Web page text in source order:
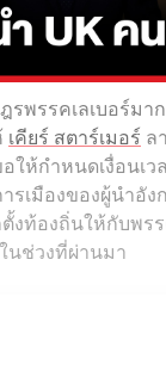
พรรคเลเบอร์มา
เคียร์ สตาร์เมอร์ ล
ห้กำหนดเงื่อนเว
รเมืองของผู้นำอั
งท้องถิ่นให้กับพร
นช่วงที่ผ่านมา